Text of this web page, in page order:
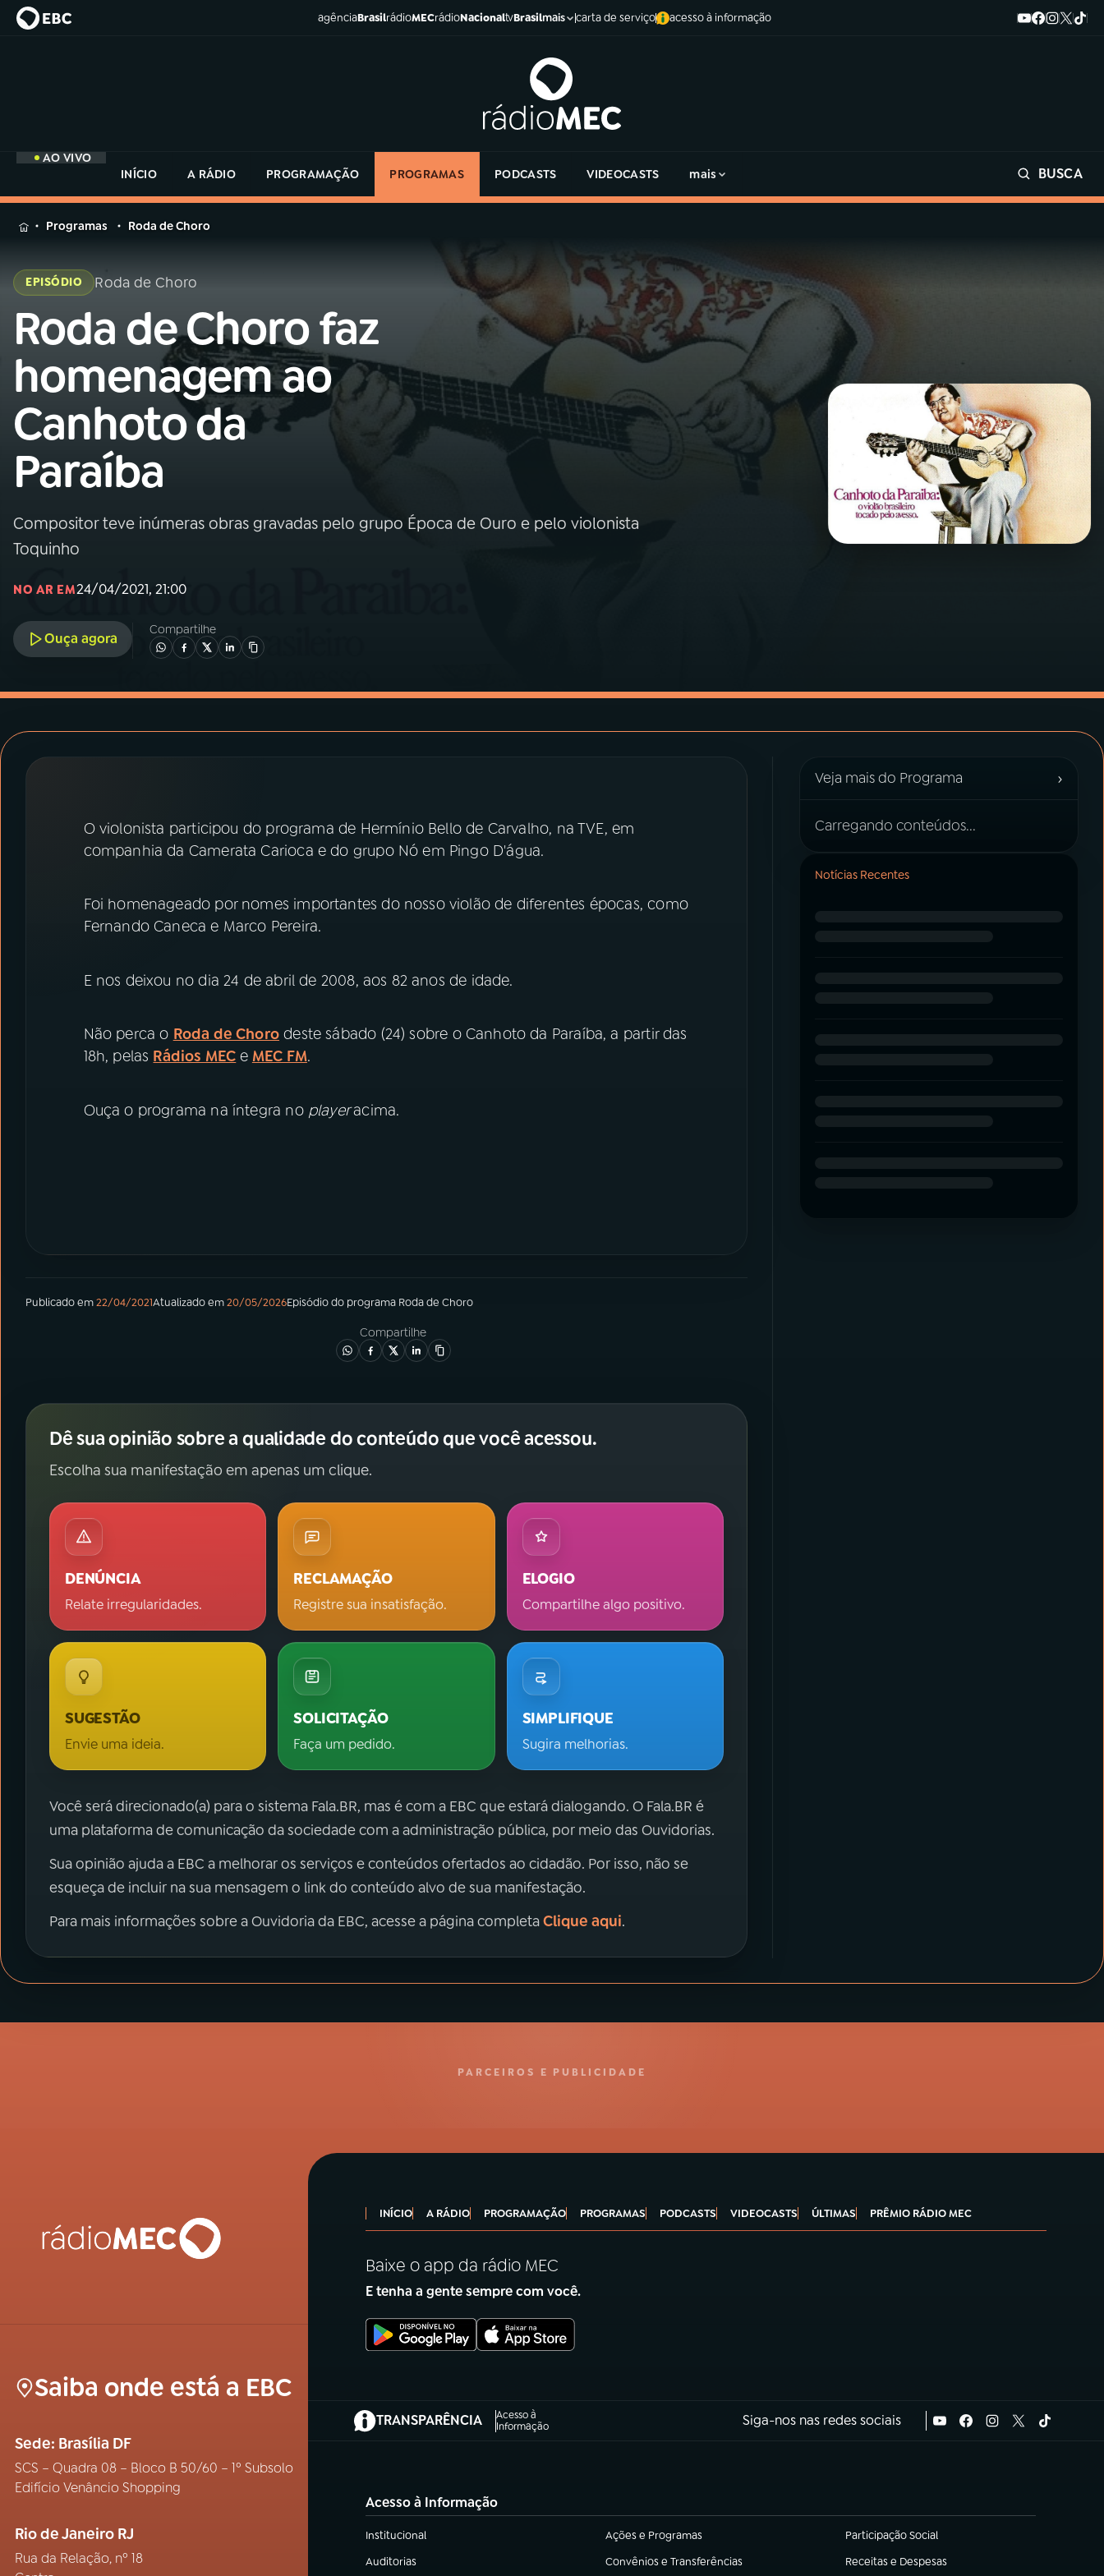
agênciaBrasilrádioMECrádioNacionaltvBrasilmais carta de serviço acesso à informação
AO VIVO
INÍCIO
A RÁDIO PROGRAMAÇÃO PROGRAMAS PODCASTS VIDEOCASTS mais BUSCA
MENU
Buscar
na
Rádio
MEC
AO VIVO
01 INÍCIO
02 A RÁDIO
03PROGRAMAÇÃO
ACOMPANHE A RÁDIO MEC
Instagram X
na
Rádio
Programas Roda de Choro
EPISÓDIO Roda de Choro
Roda de Choro faz
homenagem ao
Canhoto da
Paraíba
Compositor teve inúmeras obras gravadas pelo grupo Época de Ouro e pelo violonista
Toquinho
NO AR EM24/04/2021, 21:00
Ouça agora
Compartilhe
O violonista participou do programa de Hermínio Bello de Carvalho, na TVE, em
companhia da Camerata Carioca e do grupo Nó em Pingo D'água.
Foi homenageado por nomes importantes do nosso violão de diferentes épocas, como
Fernando Caneca e Marco Pereira.
E nos deixou no dia 24 de abril de 2008, aos 82 anos de idade.
Não perca o Roda de Choro deste sábado (24) sobre o Canhoto da Paraíba, a partir das
18h, pelas Rádios MEC e MEC FM.
Ouça o programa na íntegra noplayeracima.
Publicado em22/04/2021Atualizado em20/05/2026Episódiodo programa Roda de Choro
Compartilhe
Dê sua opinião sobre a qualidade do conteúdo que você acessou.
Escolha sua manifestação em apenas um clique.
DENÚNCIA
Relate irregularidades.
RECLAMAÇÃO
Registre sua insatisfação.
ELOGIO
Compartilhe algo positivo.
SUGESTÃO
Envie uma ideia.
SOLICITAÇÃO
Faça um pedido.
SIMPLIFIQUE
Sugira melhorias.
Você será direcionado(a) para o sistema Fala.BR, mas é com a EBC que estará dialogando. O Fala.BR é
uma plataforma de comunicação da sociedade com a administração pública, por meio das Ouvidorias.
Sua opinião ajuda a EBC a melhorar os serviços e conteúdos ofertados ao cidadão. Por isso, não se
esqueça de incluir na sua mensagem o link do conteúdo alvo de sua manifestação.
Para mais informações sobre a Ouvidoria da EBC, acesse a página completaClique aqui.
Veja mais do Programa ›
Carregando conteúdos...
Notícias Recentes
PARCEIROS E PUBLICIDADE
Saiba onde está a EBC
Sede: Brasília DF
SCS – Quadra 08 – Bloco B 50/60 – 1º Subsolo
Edifício Venâncio Shopping
Rio de Janeiro RJ
Rua da Relação, nº 18
INÍCIO A RÁDIO PROGRAMAÇÃO PROGRAMAS PODCASTS VIDEOCASTS ÚLTIMAS PRÊMIO RÁDIO MEC
Baixe o app da rádio MEC
E tenha a gente sempre com você.
TRANSPARÊNCIA
Acesso à
Informação
(abre em nova aba) Siga-nos nas redes sociais
Acesso à Informação
Institucional
(abre em nova aba) Ações e Programas
(abre em nova aba) Participação Social
(abre em nova aba)
Auditorias
(abre em nova aba) Convênios e Transferências
(abre em nova aba) Receitas e Despesas
(abre em nova aba)